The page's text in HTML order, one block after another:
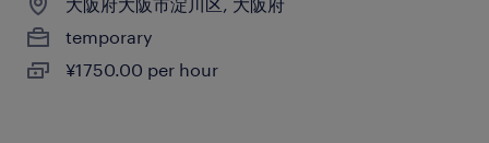
temporary
¥1750.00 per hour